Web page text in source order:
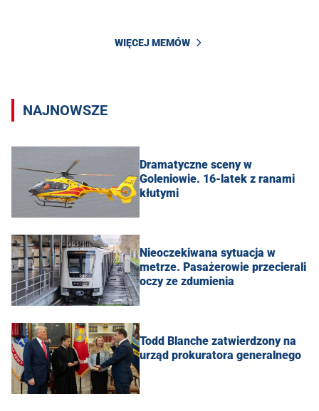
WIĘCEJ MEMÓW
NAJNOWSZE
Dramatyczne sceny w
Goleniowie. 16-latek z ranami
kłutymi
Nieoczekiwana sytuacja w
metrze. Pasażerowie przecierali
oczy ze zdumienia
Todd Blanche zatwierdzony na
urząd prokuratora generalnego